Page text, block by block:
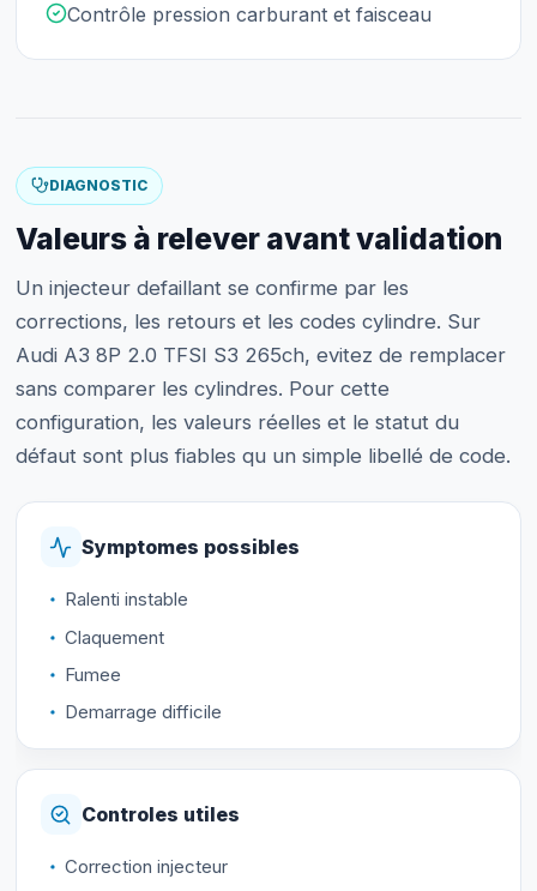
Contrôle pression carburant et faisceau
DIAGNOSTIC
Valeurs à relever avant validation
Un injecteur defaillant se confirme par les
corrections, les retours et les codes cylindre. Sur
Audi A3 8P 2.0 TFSI S3 265ch, evitez de remplacer
sans comparer les cylindres. Pour cette
configuration, les valeurs réelles et le statut du
défaut sont plus fiables qu un simple libellé de code.
Symptomes possibles
Ralenti instable
Claquement
Fumee
Demarrage difficile
Controles utiles
Correction injecteur